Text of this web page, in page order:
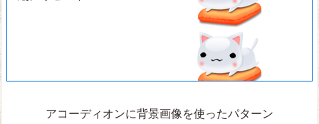
アコーディオンに背景画像を使ったパターン